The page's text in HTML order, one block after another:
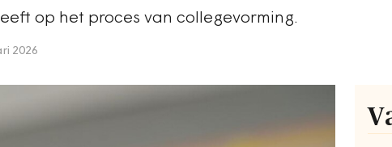
op het proces van collegevorming.
2026